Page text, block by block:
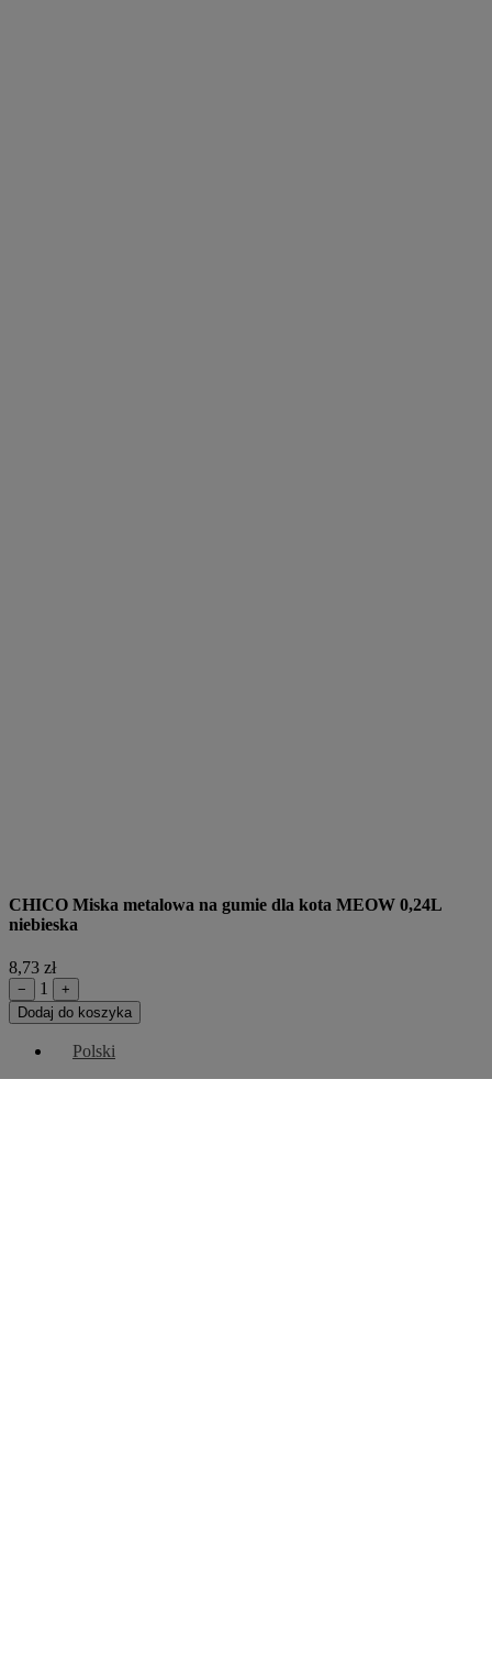
CHICO Miska metalowa na gumie dla kota MEOW 0,24L
niebieska
8,73 zł
− 1
+
Dodaj do koszyka
Polski